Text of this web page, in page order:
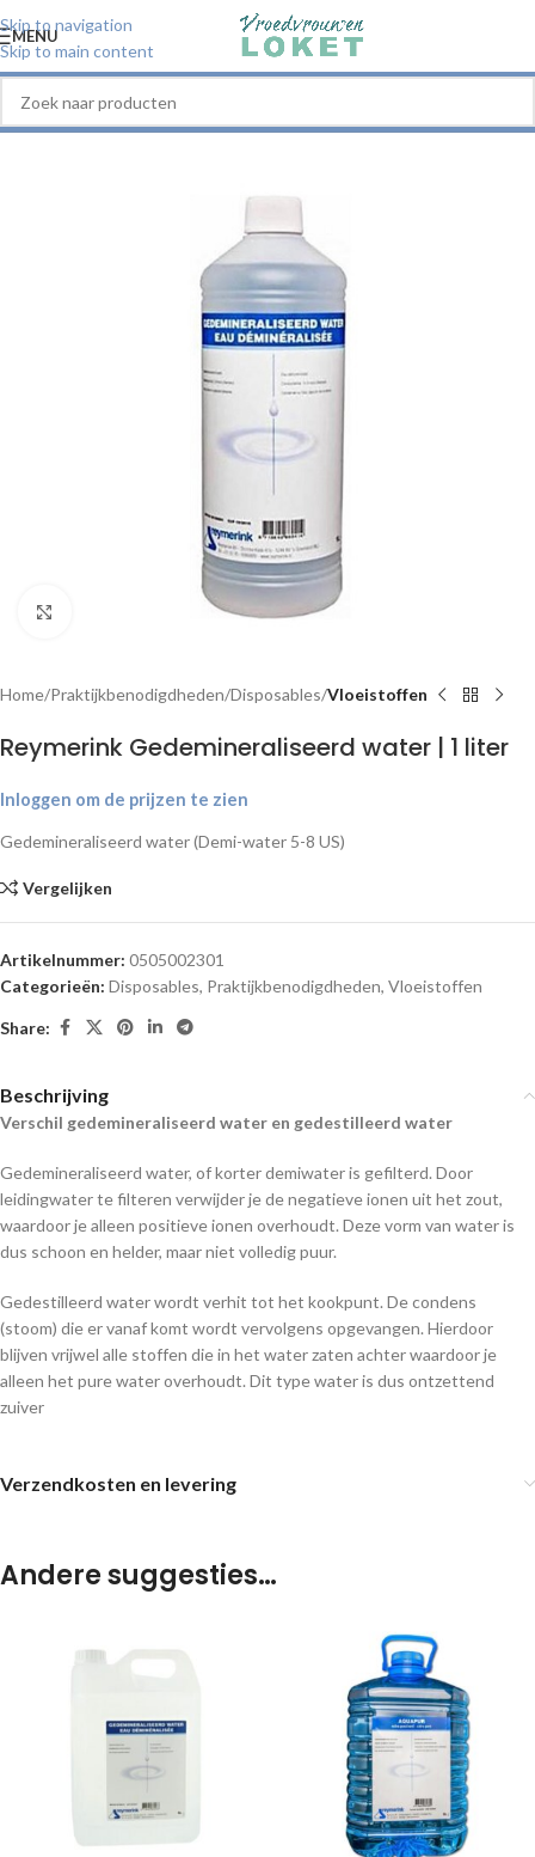
Skip to navigation
Skip to main content
MENU
Klik om te vergroten
Home Praktijkbenodigdheden Disposables Vloeistoffen
Reymerink Gedemineraliseerd water | 1 liter
Inloggen om de prijzen te zien
Gedemineraliseerd water (Demi-water 5-8 US)
Vergelijken
Artikelnummer: 0505002301
Categorieën: Disposables, Praktijkbenodigdheden, Vloeistoffen
Share:
Beschrijving
Verschil gedemineraliseerd water en gedestilleerd water
Gedemineraliseerd water, of korter demiwater is gefilterd. Door
leidingwater te filteren verwijder je de negatieve ionen uit het zout,
waardoor je alleen positieve ionen overhoudt. Deze vorm van water is
dus schoon en helder, maar niet volledig puur.
Gedestilleerd water wordt verhit tot het kookpunt. De condens
(stoom) die er vanaf komt wordt vervolgens opgevangen. Hierdoor
blijven vrijwel alle stoffen die in het water zaten achter waardoor je
alleen het pure water overhoudt. Dit type water is dus ontzettend
zuiver
Verzendkosten en levering
Andere suggesties…